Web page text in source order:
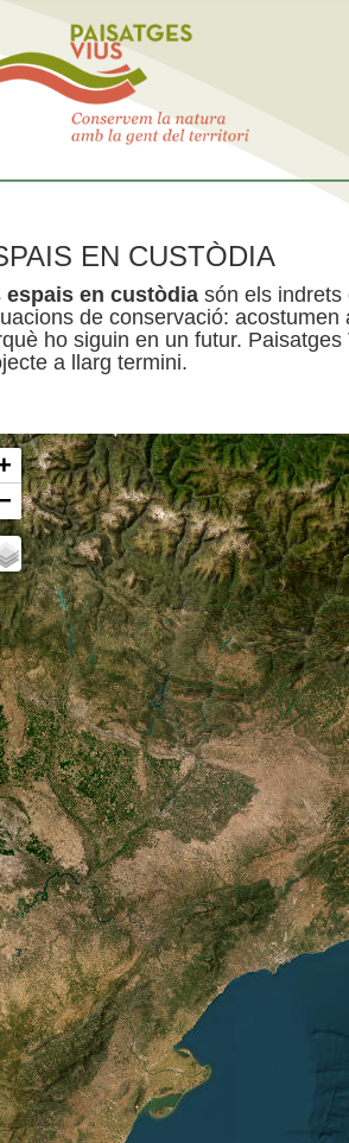
EN CUSTÒDIA
espais en custòdia són els indrets
de conservació:
ho siguin en un futur.
a llarg termini.